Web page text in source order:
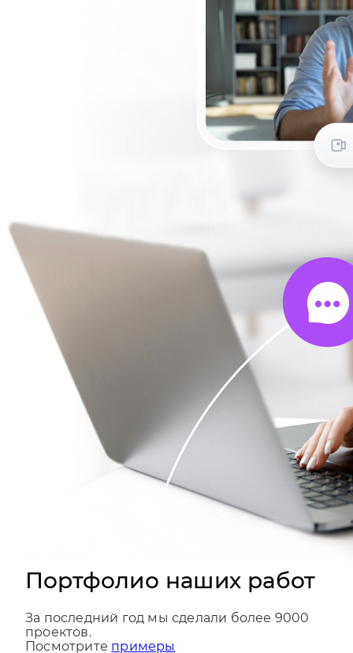
Портфолио наших работ
За последний год мы сделали более 9000
проектов.